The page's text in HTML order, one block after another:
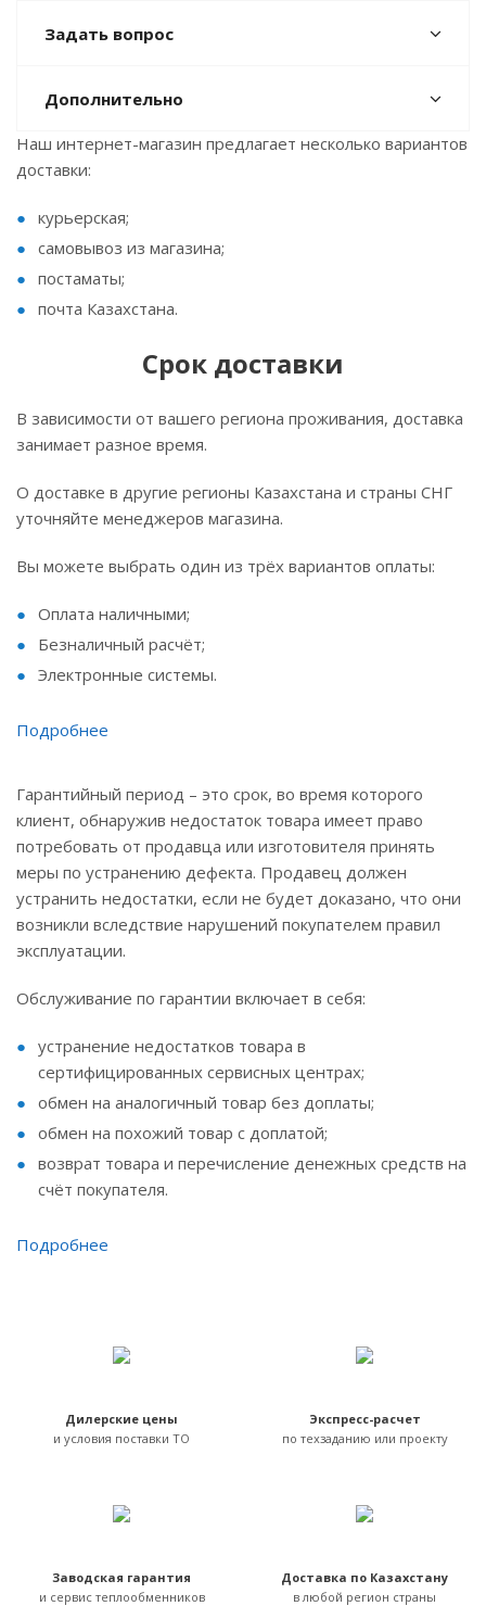
Задать вопрос
Дополнительно
Наш интернет-магазин предлагает несколько вариантов
доставки:
курьерская;
самовывоз из магазина;
постаматы;
почта Казахстана.
Срок доставки
В зависимости от вашего региона проживания, доставка
занимает разное время.
О доставке в другие регионы Казахстана и страны СНГ
уточняйте менеджеров магазина.
Вы можете выбрать один из трёх вариантов оплаты:
Оплата наличными;
Безналичный расчёт;
Электронные системы.
Подробнее
Гарантийный период – это срок, во время которого
клиент, обнаружив недостаток товара имеет право
потребовать от продавца или изготовителя принять
меры по устранению дефекта. Продавец должен
устранить недостатки, если не будет доказано, что они
возникли вследствие нарушений покупателем правил
эксплуатации.
Обслуживание по гарантии включает в себя:
устранение недостатков товара в
сертифицированных сервисных центрах;
обмен на аналогичный товар без доплаты;
обмен на похожий товар с доплатой;
возврат товара и перечисление денежных средств на
счёт покупателя.
Подробнее
Дилерские цены
и условия поставки ТО
Экспресс-расчет
по техзаданию или проекту
Заводская гарантия
и сервис теплообменников
Доставка по Казахстану
в любой регион страны